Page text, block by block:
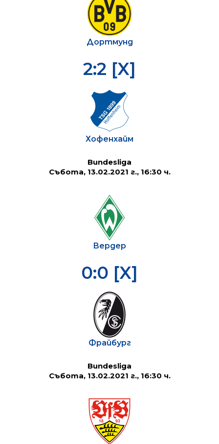
Дортмунд
2:2 [X]
Хофенхайм
Bundesliga
Събота, 13.02.2021 г., 16:30 ч.
Вердер
0:0 [X]
Фрайбург
Bundesliga
Събота, 13.02.2021 г., 16:30 ч.